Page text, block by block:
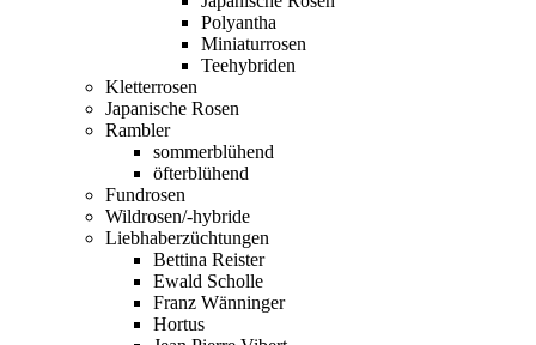
Polyantha
Miniaturrosen
Teehybriden
Kletterrosen
Japanische Rosen
Rambler
sommerblühend
öfterblühend
Fundrosen
Wildrosen/-hybride
Liebhaberzüchtungen
Bettina Reister
Ewald Scholle
Franz Wänninger
Hortus